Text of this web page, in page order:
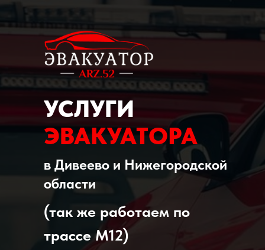
УСЛУГИ
ЭВАКУАТОРА
в Дивеево и Нижегородской
области
(так же работаем по
трассе М12)